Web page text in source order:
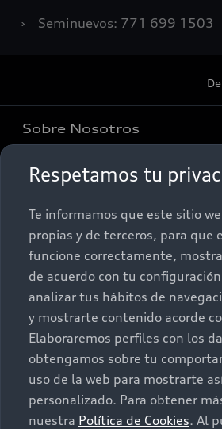
Respetamos tu
Te informamos que este sitio
propias y de terceros, para que
funcione correctamente,
de acuerdo con tu
analizar tus hábitos de
y mostrarte contenido acorde
Elaboraremos perfiles con los
obtengamos sobre tu
uso de la web para mostrarte
personalizado. Para obtener
nuestra Política de Cookies. Al
›
Seminuevos: 771 699 1503
Sobre Nosotros
Conócenos
Promociones
Nuestras Promociones
Postventa
Audi Aftersales
Autos Nuevos
Quiero un Audi nuevo
Seminuevos
Audi Certified :plus
Contacto
Contáctanos